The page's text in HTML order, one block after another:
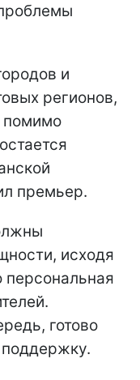
и
регионов,
помимо
премьер.
исходя
персональная
готово